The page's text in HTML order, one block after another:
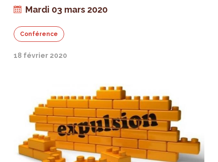
Mardi 03 mars 2020
Conférence
18 février 2020